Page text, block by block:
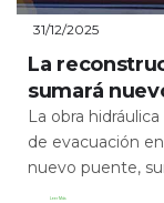
31/12/2025
La
sumará
La obra
de evacuación
nuevo puente,
Leer Más